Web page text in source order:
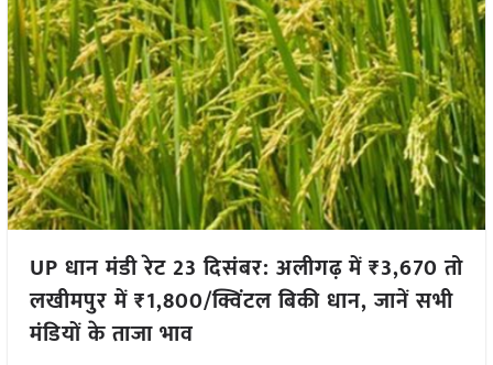
UP धान मंडी रेट 23 दिसंबर: अलीगढ़ में ₹3,670 तो
लखीमपुर में ₹1,800/क्विंटल बिकी धान, जानें सभी
मंडियों के ताजा भाव